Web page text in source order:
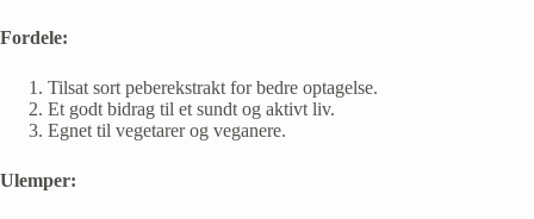
Fordele:
Tilsat sort peberekstrakt for bedre optagelse.
Et godt bidrag til et sundt og aktivt liv.
Egnet til vegetarer og veganere.
Ulemper: